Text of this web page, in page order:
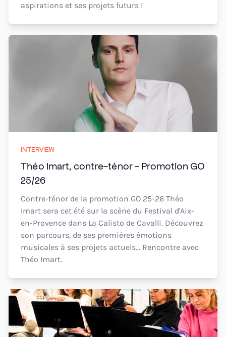
aspirations et ses projets futurs !
INTERVIEW
Théo Imart, contre-ténor - Promotion GO
25/26
Contre-ténor de la promotion GO 25-26 Théo
Imart sera cet été sur la scène du Festival d'Aix-
en-Provence dans La Calisto de Cavalli. Découvrez
son parcours, de ses premières émotions
musicales à ses projets actuels... Rencontre avec
Théo Imart.